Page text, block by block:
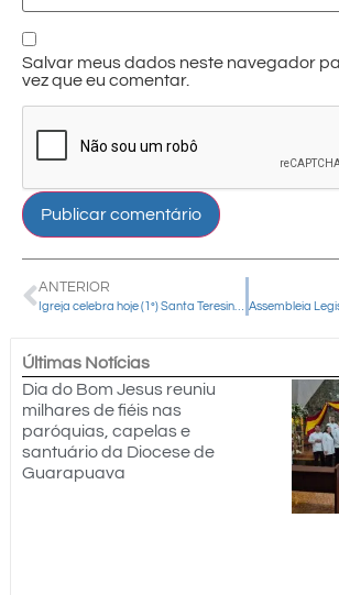
Salvar meus dados neste navegador
vez que eu comentar.
ANTERIOR
Igreja celebra hoje (1º) Santa Teresinha, padroeira das missões
Últimas Notícias
Dia do Bom Jesus reuniu
milhares de fiéis nas
paróquias, capelas e
santuário da Diocese de
Guarapuava